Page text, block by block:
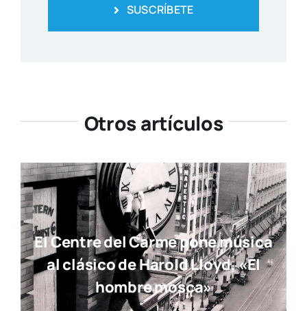
SUSCRÍBETE
Otros artículos
El Centre del Carme pone música
al clásico de Harold Lloyd, «El
hombre mosca»